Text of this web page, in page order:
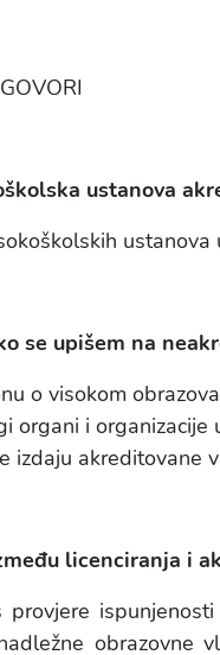
ustanova
se upišem na
o visokom
organi i
izdaju akreditovane
licenciranja i
provjere
obrazovne